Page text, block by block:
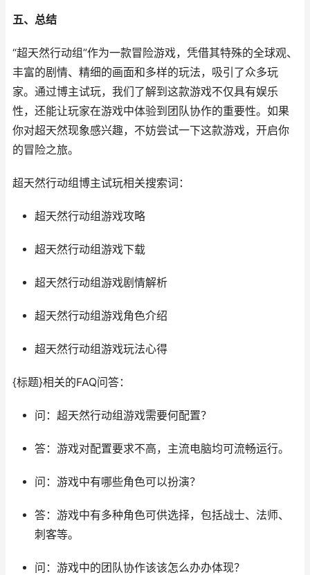
五、总结
“超天然行动组”作为一款冒险游戏，凭借其特殊的全球观、
丰富的剧情、精细的画面和多样的玩法，吸引了众多玩
家。通过博主试玩，我们了解到这款游戏不仅具有娱乐
性，还能让玩家在游戏中体验到团队协作的重要性。如果
你对超天然现象感兴趣，不妨尝试一下这款游戏，开启你
的冒险之旅。
超天然行动组博主试玩相关搜索词：
超天然行动组游戏攻略
超天然行动组游戏下载
超天然行动组游戏剧情解析
超天然行动组游戏角色介绍
超天然行动组游戏玩法心得
{标题}相关的FAQ问答：
问：超天然行动组游戏需要何配置？
答：游戏对配置要求不高，主流电脑均可流畅运行。
问：游戏中有哪些角色可以扮演？
答：游戏中有多种角色可供选择，包括战士、法师、
刺客等。
问：游戏中的团队协作该该怎么办办体现？